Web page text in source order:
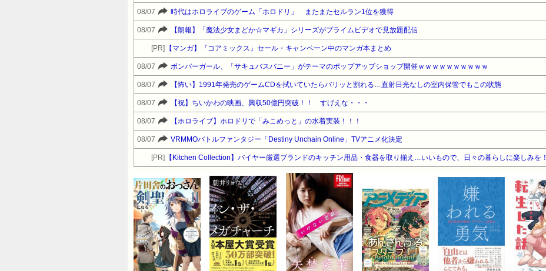
08/07 時代はホロライブのゲーム「ホロドリ」 またまたセルラン1位を獲得
08/07 【朗報】「魔法少女まどか☆マギカ」シリーズがプライムビデオで見放題配信
[PR] 【マンガ】『コアミックス』セール・キャンペーン中のマンガ本まとめ
08/07 ボンバーガール、「サキュバスバニー」がテーマのポップアップショップ開催ｗｗｗｗｗｗｗｗｗｗ
08/07 【怖い】1991年発売のゲームCDを拭いていたらバリッと割れる…直射日光なしの室内保管でもこの状態
08/07 【祝】ちいかわの映画、興収50億円突破！！ すげえな・・・
08/07 【ホロライブ】ホロドリで「みこめっと」の水着実装！！！
08/07 VRMMOバトルファンタジー「Destiny Unchain Online」TVアニメ化決定
[PR] 【Kitchen Collection】バイヤー厳選ブランドのキッチン用品・食器を取り揃え…いいもので、日々の暮らしに楽しみを！